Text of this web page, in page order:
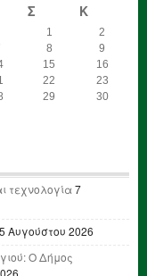
Σ Κ
1
2
8
9
15
16
22
23
29
30
τεχνολογία7
5 Αυγούστου 2026
Ο Δήμος